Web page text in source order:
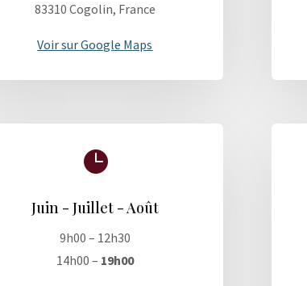
83310 Cogolin, France
Voir sur Google Maps

Juin - Juillet - Août
9h00 – 12h30
14h00 – 19h00